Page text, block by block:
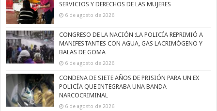
SERVICIOS Y DERECHOS DE LAS MUJERES
6 de agosto de 2026
CONGRESO DE LA NACIÓN :LA POLICÍA REPRIMIÓ A
MANIFESTANTES CON AGUA, GAS LACRIMÓGENO Y
BALAS DE GOMA
6 de agosto de 2026
CONDENA DE SIETE AÑOS DE PRISIÓN PARA UN EX
POLICÍA QUE INTEGRABA UNA BANDA
NARCOCRIMINAL
6 de agosto de 2026